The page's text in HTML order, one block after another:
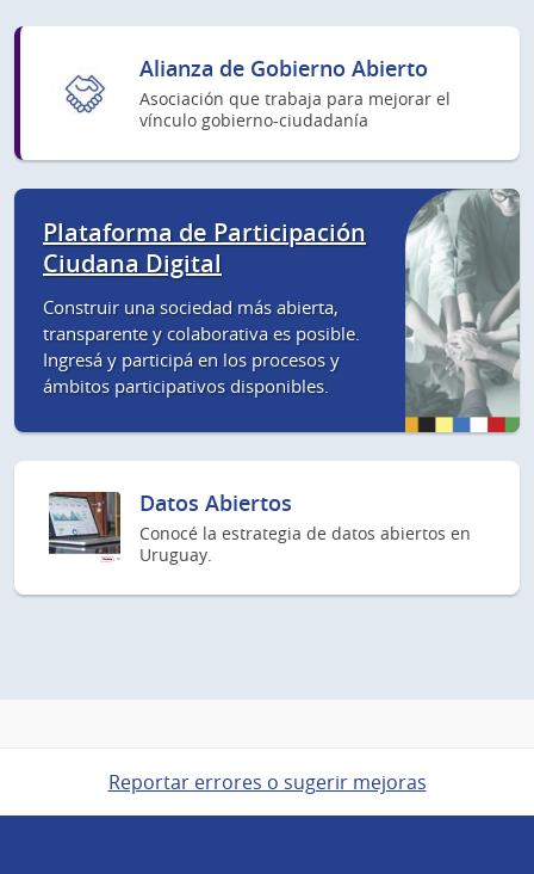
Alianza de Gobierno Abierto
Asociación que trabaja para mejorar el
vínculo gobierno-ciudadanía
Plataforma de Participación
Ciudana Digital
Construir una sociedad más abierta,
transparente y colaborativa es posible.
Ingresá y participá en los procesos y
ámbitos participativos disponibles.
Datos Abiertos
Conocé la estrategia de datos abiertos en
Uruguay.
Reportar errores o sugerir mejoras